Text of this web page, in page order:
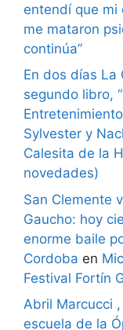
entendí que mi
me mataron
continúa”
En dos días La
segundo libro,
Sylvester y
Calesita de la
novedades)
San Clemente
Gaucho: hoy
enorme baile
Cordoba en
Festival Fortín
Abril Marcucci
escuela de la